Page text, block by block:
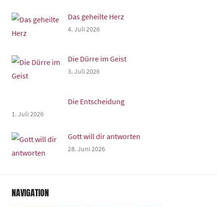
Das geheilte Herz
4. Juli 2026
Die Dürre im Geist
3. Juli 2026
Die Entscheidung
1. Juli 2026
Gott will dir antworten
28. Juni 2026
NAVIGATION